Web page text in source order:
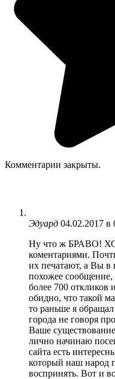
Комментарии закрыты.
Эдуард 04.02.2017 в
Ну что ж БРАВО!
коментариями.
их печатают, а Вы в
похожее
более 700
обидно, что такой
то раньше я
города не говоря
Ваше
лично начинаю
сайта есть
который наш народ
воспринять. Вот и